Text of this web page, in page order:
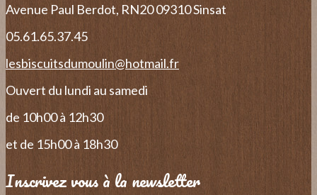
Avenue Paul Berdot, RN2009310 Sinsat
05.61.65.37.45
lesbiscuitsdumoulin@hotmail.fr
Ouvert du lundi au samedi
de 10h00 à 12h30
et de 15h00 à 18h30
Inscrivez vous à la newsletter